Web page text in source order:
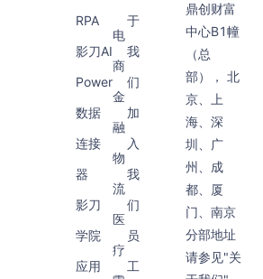
RPA
影刀AI
Power
数据
连接
器
影刀
学院
应用
电
商
金
融
物
流
医
疗
于
我
们
加
入
我
们
员
工
鼎创财富
中心B1幢
（总
部）， 北
京、上
海、深
圳、广
州、成
都、厦
门、南京
分部地址
请参见"关